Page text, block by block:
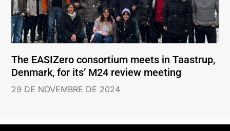
The EASIZero consortium meets in Taastrup,
Denmark, for its’ M24 review meeting
29 DE NOVEMBRE DE 2024